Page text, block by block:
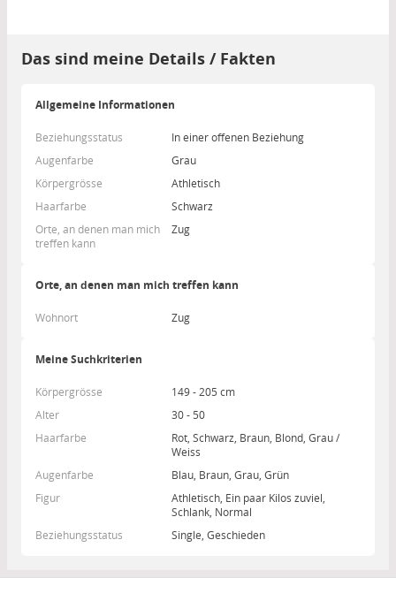
Das sind meine Details / Fakten
Allgemeine Informationen
Beziehungsstatus
In einer offenen Beziehung
Augenfarbe
Grau
Körpergrösse
Athletisch
Haarfarbe
Schwarz
Orte, an denen man mich
treffen kann
Zug
Orte, an denen man mich treffen kann
Wohnort Zug
Meine Suchkriterien
Körpergrösse
149 - 205 cm
Alter
30 - 50
Haarfarbe
Rot, Schwarz, Braun, Blond, Grau /
Weiss
Augenfarbe
Blau, Braun, Grau, Grün
Figur
Athletisch, Ein paar Kilos zuviel,
Schlank, Normal
Beziehungsstatus
Single, Geschieden